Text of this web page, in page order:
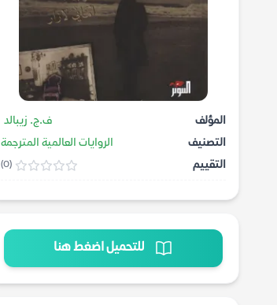
المؤلف
ف.ج. زيبالد
التصنيف
الروايات العالمية المترجمة
التقييم
(0)
للتحميل اضغط هنا